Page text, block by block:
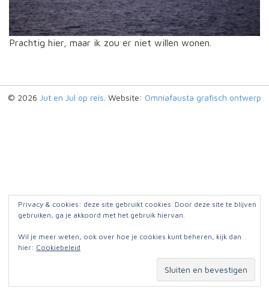
Prachtig hier, maar ik zou er niet willen wonen.
© 2026 Jut en Jul op reis . Website: Omniafausta grafisch ontwerp
Privacy & cookies: deze site gebruikt cookies. Door deze site te blijven
gebruiken, ga je akkoord met het gebruik hiervan.
Wil je meer weten, ook over hoe je cookies kunt beheren, kijk dan
hier: Cookiebeleid